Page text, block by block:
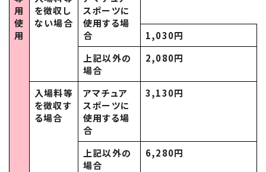
用
使
用
を徴収し
ない場合
スポーツに
使用する場
合
1,030円
上記以外の
場合
2,080円
入場料等
を徴収す
る場合
アマチュア
スポーツに
使用する場
合
3,130円
上記以外の
場合
6,280円